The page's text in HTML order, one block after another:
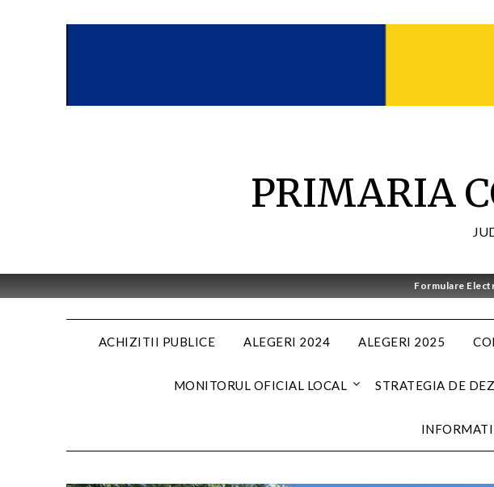
PRIMARIA
Formulare
ACHIZITII PUBLICE ALEGERI 2024 ALEGERI 2025
MONITORUL OFICIAL LOCAL STRATEGIA DE